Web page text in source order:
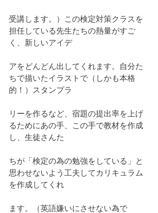
受講します。）この検定対策クラスを
担任している先生たちの熱量がすご
く、新しいアイデ
アをどんどん出してくれます。自分た
ちで描いたイラストで（しかも本格
的！）スタンプラ
リーを作るなど、宿題の提出率を上げ
るためにあの手、この手で教材を作成
し、生徒さんた
ちが「検定の為の勉強をしている」と
思わせないよう工夫してカリキュラム
を作成してくれ
ます。（英語嫌いにさせない為で